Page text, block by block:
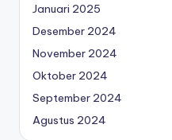
Januari 2025
Desember 2024
November 2024
Oktober 2024
September 2024
Agustus 2024